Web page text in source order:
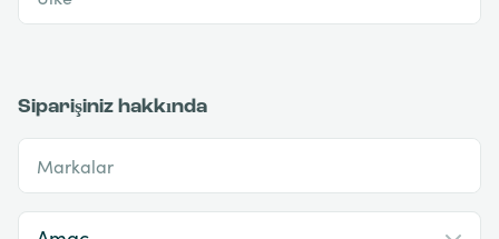
Siparişiniz hakkında
Markalar